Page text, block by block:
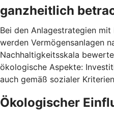
ganzheitlich
Bei den Anlagestrategien
werden Vermögensanlagen
Nachhaltigkeitsskala
ökologische Aspekte:
auch gemäß sozialer
Ökologischer